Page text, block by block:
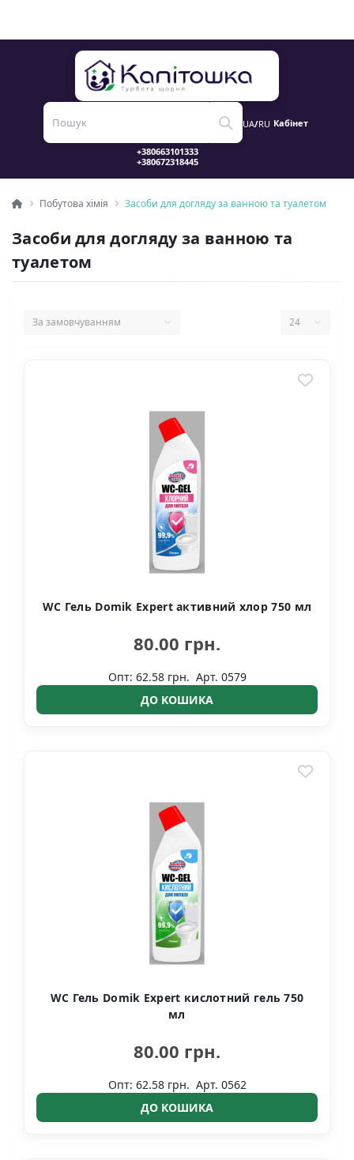
UA/RU Кабінет
Побутова хімія Засоби для догляду за ванною та туалетом
Засоби для догляду за ванною та
туалетом
WC Гель Domik Expert активний хлор 750 мл
80.00 грн.
Опт: 62.58 грн. Арт. 0579
ДО КОШИКА
WC Гель Domik Expert кислотний гель 750
мл
80.00 грн.
Опт: 62.58 грн. Арт. 0562
ДО КОШИКА